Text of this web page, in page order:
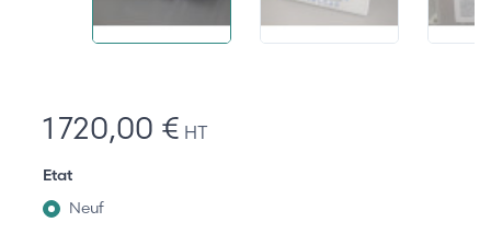
1 720,00 € HT
Etat
Neuf